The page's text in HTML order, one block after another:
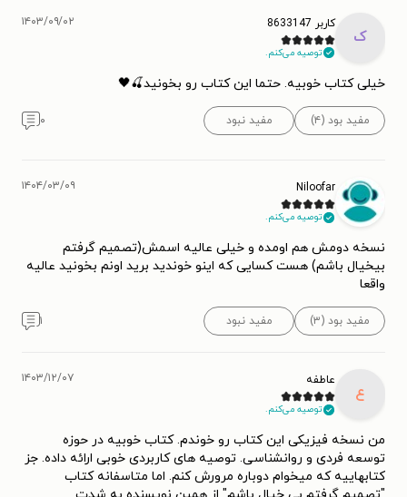
ک
کاربر 8633147
توصیه می‌کنم.
۱۴۰۳/۰۹/۰۲
خیلی کتاب خوبیه. حتما این کتاب رو بخونید🍒🖤
مفید بود (۴) مفید نبود ۰
Niloofar
توصیه می‌کنم.
۱۴۰۴/۰۳/۰۹
نسخه دومش هم اومده و خیلی عالیه اسمش(تصمیم گرفتم
بیخیال باشم) هست کسایی که اینو خوندید برید اونم بخونید عالیه
واقعا
مفید بود (۳) مفید نبود ۱
ع
عاطفه
توصیه می‌کنم.
۱۴۰۳/۱۲/۰۷
من نسخه فیزیکی این کتاب رو خوندم. کتاب خوبیه در حوزه
توسعه فردی و روانشناسی. توصیه های کاربردی خوبی ارائه داده. جز
کتابهاییه که میخوام دوباره مرورش کنم. اما متاسفانه کتاب